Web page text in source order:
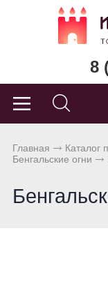
8
Главная Каталог
Бенгальские огни